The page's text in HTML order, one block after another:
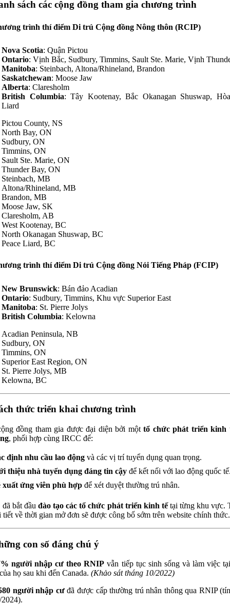
sách các cộng đồng tham gia chương trình
trình thí điểm Di trú Cộng đồng Nông thôn (RCIP)
Nova Scotia: Quận Pictou
Ontario: Vịnh Bắc, Sudbury, Timmins, Sault Ste. Marie, Vịnh
Manitoba: Steinbach, Altona/Rhineland, Brandon
Saskatchewan: Moose Jaw
Alberta: Claresholm
British Columbia: Tây Kootenay, Bắc Okanagan Shuswap,
Liard
Pictou County, NS
North Bay, ON
Sudbury, ON
Timmins, ON
Sault Ste. Marie, ON
Thunder Bay, ON
Steinbach, MB
Altona/Rhineland, MB
Brandon, MB
Moose Jaw, SK
Claresholm, AB
West Kootenay, BC
North Okanagan Shuswap, BC
Peace Liard, BC
trình thí điểm Di trú Cộng đồng Nói Tiếng Pháp (FCIP)
New Brunswick: Bán đảo Acadian
Ontario: Sudbury, Timmins, Khu vực Superior East
Manitoba: St. Pierre Jolys
British Columbia: Kelowna
Acadian Peninsula, NB
Sudbury, ON
Timmins, ON
Superior East Region, ON
St. Pierre Jolys, MB
Kelowna, BC
thức triển khai chương trình
đồng tham gia được đại diện bởi một tổ chức phát triển kinh
, phối hợp cùng IRCC để:
định nhu cầu lao động và các vị trí tuyển dụng quan trọng.
thiệu nhà tuyển dụng đáng tin cậy để kết nối với lao động quốc
xuất ứng viên phù hợp để xét duyệt thường trú nhân.
đã bắt đầuđào tạo các tổ chức phát triển kinh tếtại từng khu vực.
tiết về thời gian mở đơn sẽ được công bố sớm trên website chính thức.
con số đáng chú ý
người nhập cư theo RNIP vẫn tiếp tục sinh sống và làm việc
họ sau khi đến Canada. (Khảo sát tháng 10/2022)
người nhập cưđã được cấp thường trú nhân thông qua RNIP